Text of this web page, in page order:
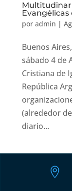
por admin |
Buenos
sábado 4 de
Cristiana de
República
(alrededor
diario...
